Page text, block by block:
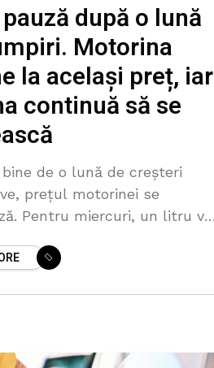
după o lună
Motorina
la același preț, iar
continuă să se
de o lună de creșteri
prețul motorinei se
Pentru miercuri, un litru va
benzina